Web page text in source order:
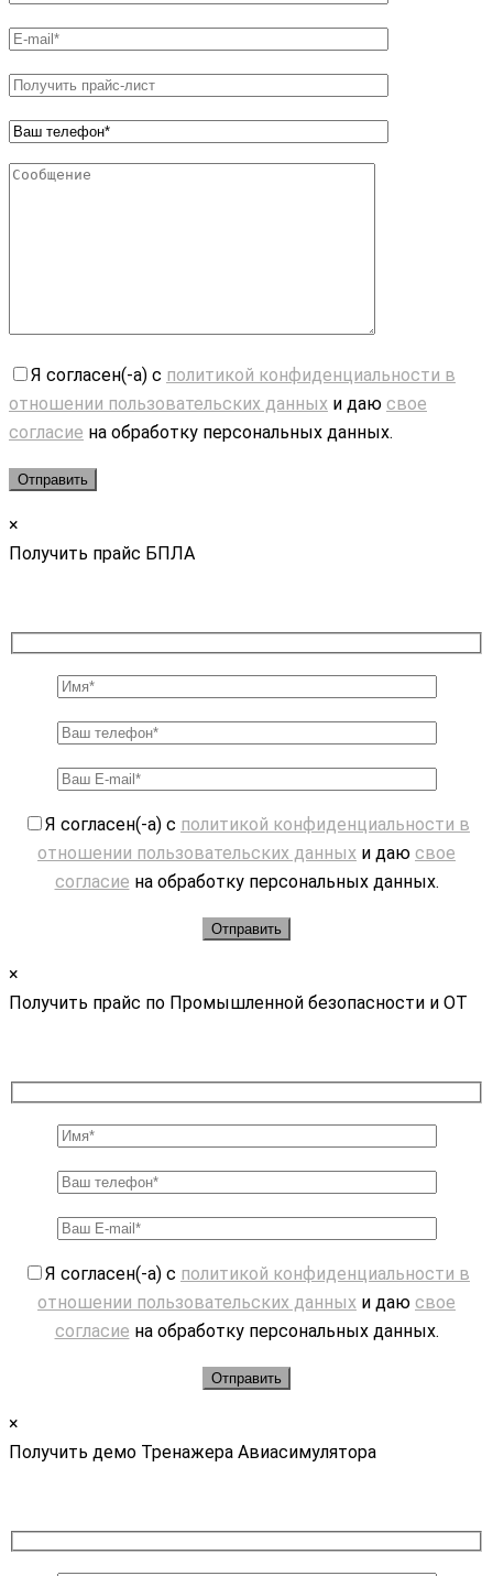
Я согласен(-а) с политикой конфиденциальности в
отношении пользовательских данных и даю свое
согласие на обработку персональных данных.
×
Получить прайс БПЛА
Я согласен(-а) с политикой конфиденциальности в
отношении пользовательских данных и даю свое
согласие на обработку персональных данных.
×
Получить прайс по Промышленной безопасности и ОТ
Я согласен(-а) с политикой конфиденциальности в
отношении пользовательских данных и даю свое
согласие на обработку персональных данных.
×
Получить демо Тренажера Авиасимулятора